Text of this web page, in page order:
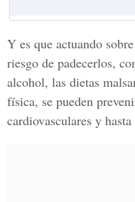
Y es que actuando
riesgo de padecerlos,
alcohol, las dietas
física, se pueden
cardiovasculares y